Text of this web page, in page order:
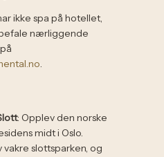
ikke spa på hotellet,
nærliggende
.
: Opplev den norske
midt i Oslo.
slottsparken, og